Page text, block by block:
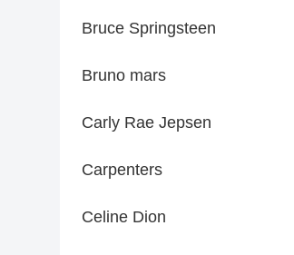
Bruce Springsteen
Bruno mars
Carly Rae Jepsen
Carpenters
Celine Dion